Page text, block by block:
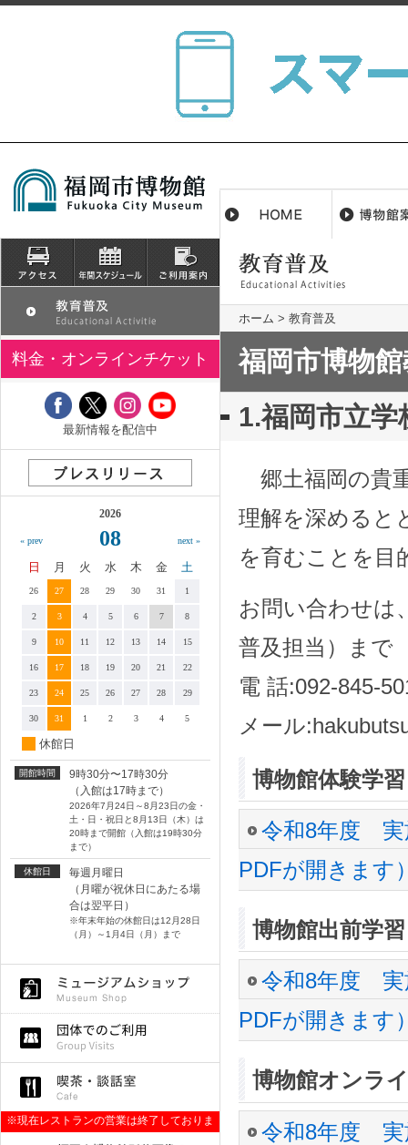
ホーム > 教育普及
福岡市博物
1.福岡市立
郷土福岡の貴
理解を深めると
を育むことを目
お問い合わせは
普及担当）まで
電 話:092-845-
メール
博物館体験学
令和8年度 実
PDFが開きます
博物館出前学
令和8年度 実
PDFが開きます
博物館オンラ
令和8年度 実
料金・オンラインチケット
最新情報を配信中
« prev
2026
08 next »
日 月 火 水 木 金 土
26 27 28 29 30 31 1
2 3 4 5 6 7 8
9 10 11 12 13 14 15
16 17 18 19 20 21 22
23 24 25 26 27 28 29
30 31 1 2 3 4 5
休館日
開館時間
9時30分〜17時30分
（入館は17時まで）
2026年7月24日～8月23日の金・
土・日・祝日と8月13日（木）は
20時まで開館（入館は19時30分
まで）
休館日
毎週月曜日
（月曜が祝休日にあたる場
合は翌平日）
※年末年始の休館日は12月28日
（月）～1月4日（月）まで
※現在レストランの営業は終了しておりま